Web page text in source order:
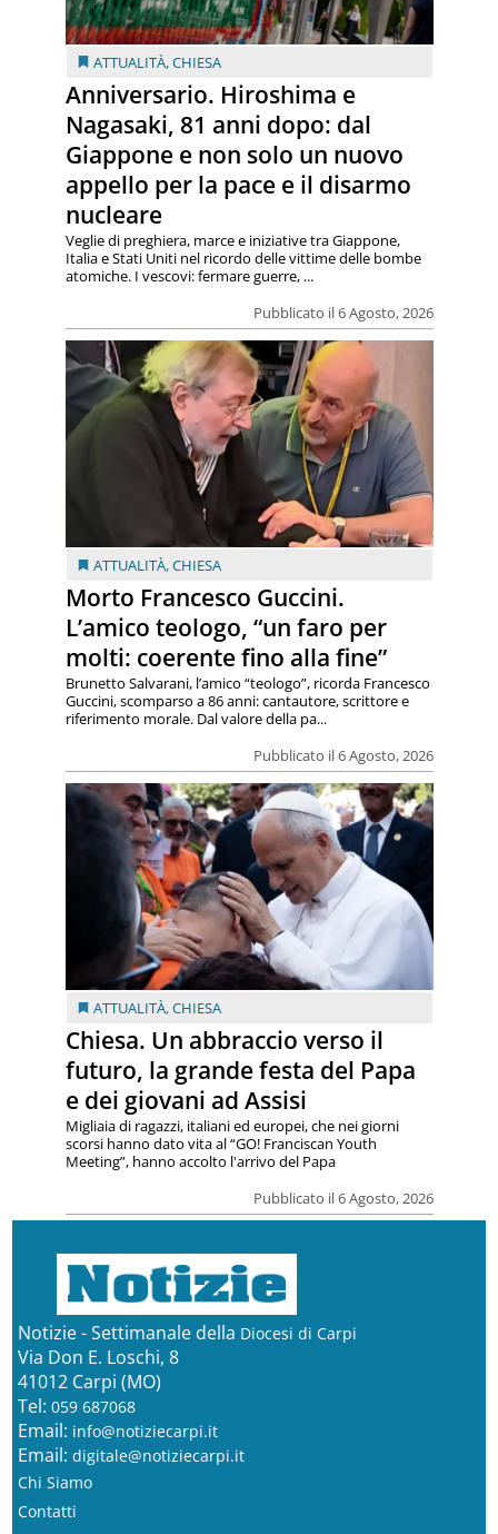
ATTUALITÀ,CHIESA
Anniversario. Hiroshima e
Nagasaki, 81 anni dopo: dal
Giappone e non solo un nuovo
appello per la pace e il disarmo
nucleare
Pubblicato il 6 Agosto, 2026
Veglie di preghiera, marce e iniziative tra Giappone,
Italia e Stati Uniti nel ricordo delle vittime delle bombe
atomiche. I vescovi: fermare guerre, ...
ATTUALITÀ,CHIESA
Morto Francesco Guccini.
L’amico teologo, “un faro per
molti: coerente fino alla fine”
Pubblicato il 6 Agosto, 2026
Brunetto Salvarani, l’amico “teologo”, ricorda Francesco
Guccini, scomparso a 86 anni: cantautore, scrittore e
riferimento morale. Dal valore della pa...
ATTUALITÀ,CHIESA
Chiesa. Un abbraccio verso il
futuro, la grande festa del Papa
e dei giovani ad Assisi
Pubblicato il 6 Agosto, 2026
Migliaia di ragazzi, italiani ed europei, che nei giorni
scorsi hanno dato vita al “GO! Franciscan Youth
Meeting”, hanno accolto l'arrivo del Papa
Notizie - Settimanale della Diocesi di Carpi
Via Don E. Loschi, 8
41012 Carpi (MO)
Tel: 059 687068
Email: info@notiziecarpi.it
Email: digitale@notiziecarpi.it
Chi Siamo
Contatti